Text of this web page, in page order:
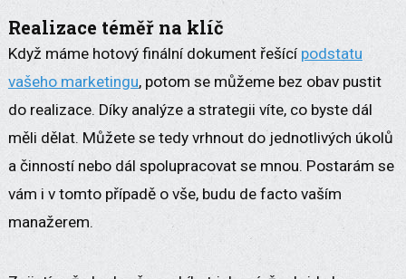
Realizace téměř na klíč
Když máme hotový finální dokument řešící podstatu
vašeho marketingu, potom se můžeme bez obav pustit
do realizace. Díky analýze a strategii víte, co byste dál
měli dělat. Můžete se tedy vrhnout do jednotlivých úkolů
a činností nebo dál spolupracovat se mnou. Postarám se
vám i v tomto případě o vše, budu de facto vaším
manažerem.